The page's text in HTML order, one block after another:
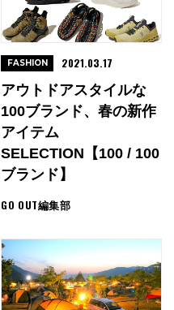
アウトドアスタイルな
100ブランド、春の新作
アイテム
SELECTION【100 / 100
ブランド】
GO OUT編集部
FASHION 2021.03.17